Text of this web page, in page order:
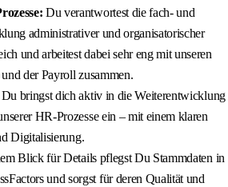
Du verantwortest die fach- und
administrativer und organisatorischer
und arbeitest dabei sehr eng mit unseren
der Payroll zusammen.
Du bringst dich aktiv in die Weiterentwicklung
HR-Prozesse ein – mit einem klaren
Digitalisierung.
Blick für Details pflegst Du Stammdaten in
und sorgst für deren Qualität und